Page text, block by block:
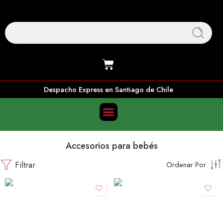
Despacho Express en Santiago de Chile
Accesorios para bebés
Filtrar Ordenar Por